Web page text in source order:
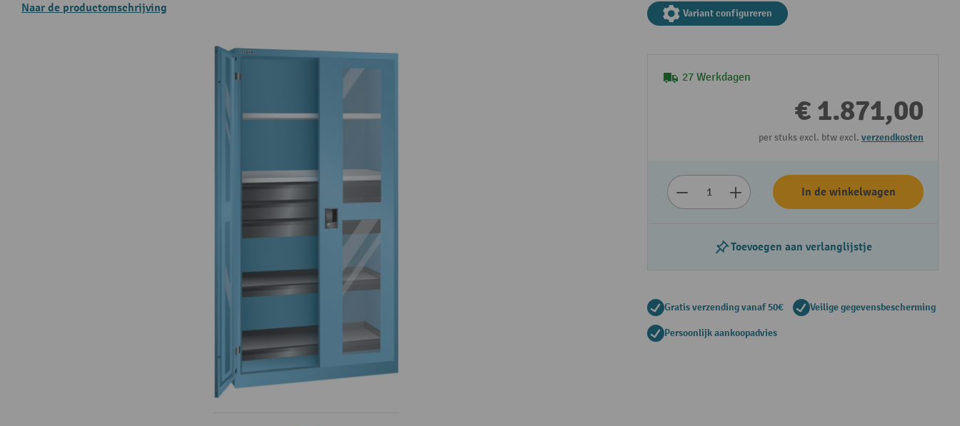
Naar de productomschrijving Variant configureren
27 Werkdagen
€ 1.871,00
per stuks excl. btw excl. verzendkosten
In de winkelwagen
Toevoegen aan verlanglijstje
Gratis verzending vanaf 50€ Veilige gegevensbescherming
Persoonlijk aankoopadvies